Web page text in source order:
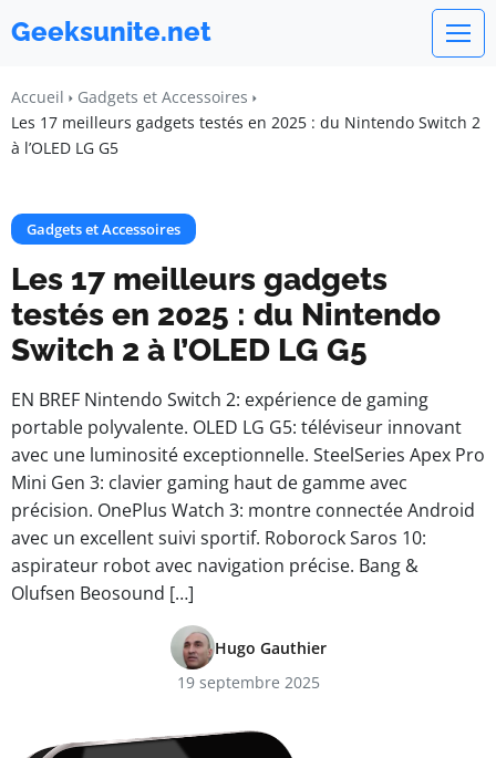
Geeksunite.net
Accueil
Gadgets et Accessoires
Les 17 meilleurs gadgets testés en 2025 : du Nintendo Switch 2
à l’OLED LG G5
Gadgets et Accessoires
Les 17 meilleurs gadgets
testés en 2025 : du Nintendo
Switch 2 à l’OLED LG G5
EN BREF Nintendo Switch 2: expérience de gaming
portable polyvalente. OLED LG G5: téléviseur innovant
avec une luminosité exceptionnelle. SteelSeries Apex Pro
Mini Gen 3: clavier gaming haut de gamme avec
précision. OnePlus Watch 3: montre connectée Android
avec un excellent suivi sportif. Roborock Saros 10:
aspirateur robot avec navigation précise. Bang &
Olufsen Beosound […]
Hugo Gauthier
19 septembre 2025